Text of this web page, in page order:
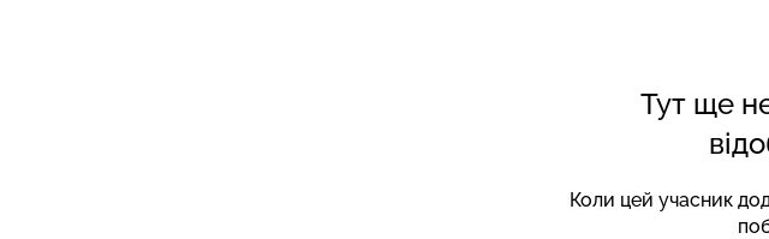
Тут ще
Коли цей учасник